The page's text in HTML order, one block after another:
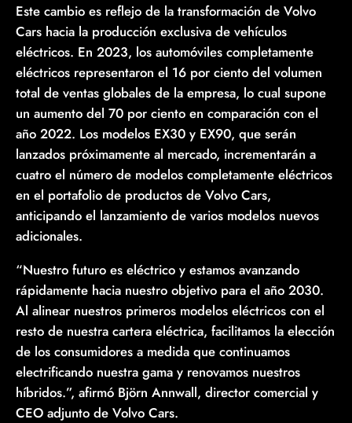
Este cambio es reflejo de la transformación de Volvo
Cars hacia la producción exclusiva de vehículos
eléctricos. En 2023, los automóviles completamente
eléctricos representaron el 16 por ciento del volumen
total de ventas globales de la empresa, lo cual supone
un aumento del 70 por ciento en comparación con el
año 2022. Los modelos EX30 y EX90, que serán
lanzados próximamente al mercado, incrementarán a
cuatro el número de modelos completamente eléctricos
en el portafolio de productos de Volvo Cars,
anticipando el lanzamiento de varios modelos nuevos
adicionales.
“Nuestro futuro es eléctrico y estamos avanzando
rápidamente hacia nuestro objetivo para el año 2030.
Al alinear nuestros primeros modelos eléctricos con el
resto de nuestra cartera eléctrica, facilitamos la elección
de los consumidores a medida que continuamos
electrificando nuestra gama y renovamos nuestros
híbridos.”, afirmó Björn Annwall, director comercial y
CEO adjunto de Volvo Cars.